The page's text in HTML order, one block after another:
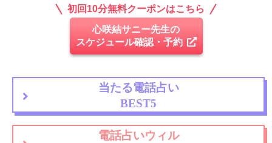
初回10分無料クーポンはこちら
心咲結サニー先生の
スケジュール確認・予約
当たる電話占い
BEST5
電話占いウィル